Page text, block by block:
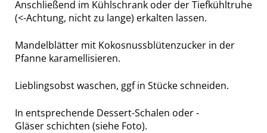
Anschließend im Kühlschrank oder der Tiefkühltruhe
(<-Achtung, nicht zu lange) erkalten lassen.
Mandelblätter mit Kokosnussblütenzucker in der
Pfanne karamellisieren.
Lieblingsobst waschen, ggf in Stücke schneiden.
In entsprechende Dessert-Schalen oder -
Gläser schichten (siehe Foto).